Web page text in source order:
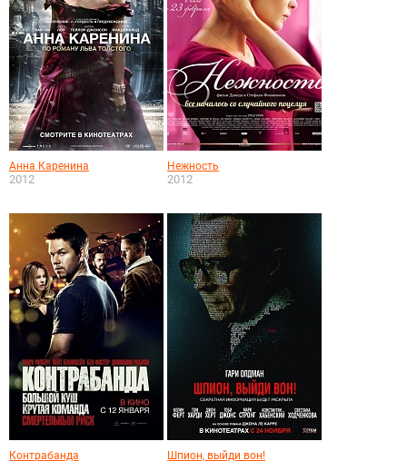
Анна Каренина
2012
Нежность
2012
Контрабанда Шпион, выйди вон!